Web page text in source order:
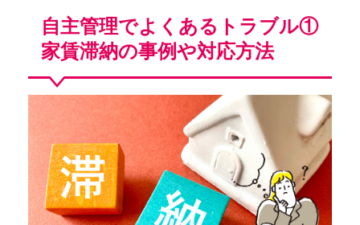
自主管理でよくあるトラブル①
家賃滞納の事例や対応方法